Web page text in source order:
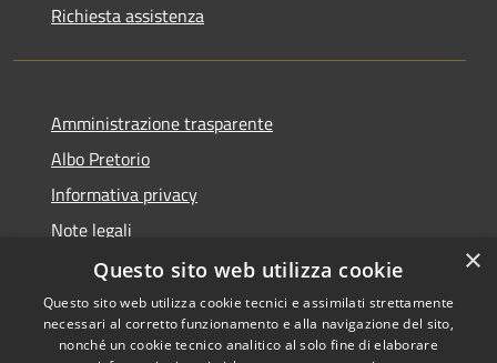
Richiesta assistenza
Amministrazione trasparente
Albo Pretorio
Informativa privacy
Note legali
Dichiarazione di accessibilità
×
Questo sito web utilizza cookie
Questo sito web utilizza cookie tecnici e assimilati strettamente
necessari al corretto funzionamento e alla navigazione del sito,
nonché un cookie tecnico analitico al solo fine di elaborare